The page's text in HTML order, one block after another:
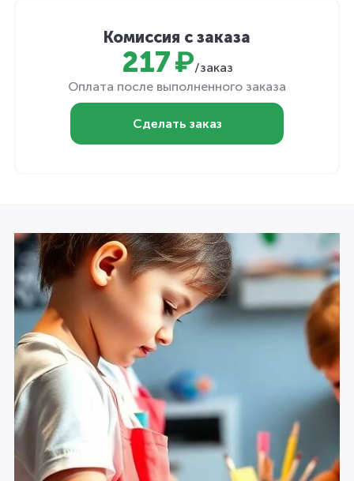
Комиссия с заказа
217 ₽/заказ
Оплата после выполненного заказа
Сделать заказ